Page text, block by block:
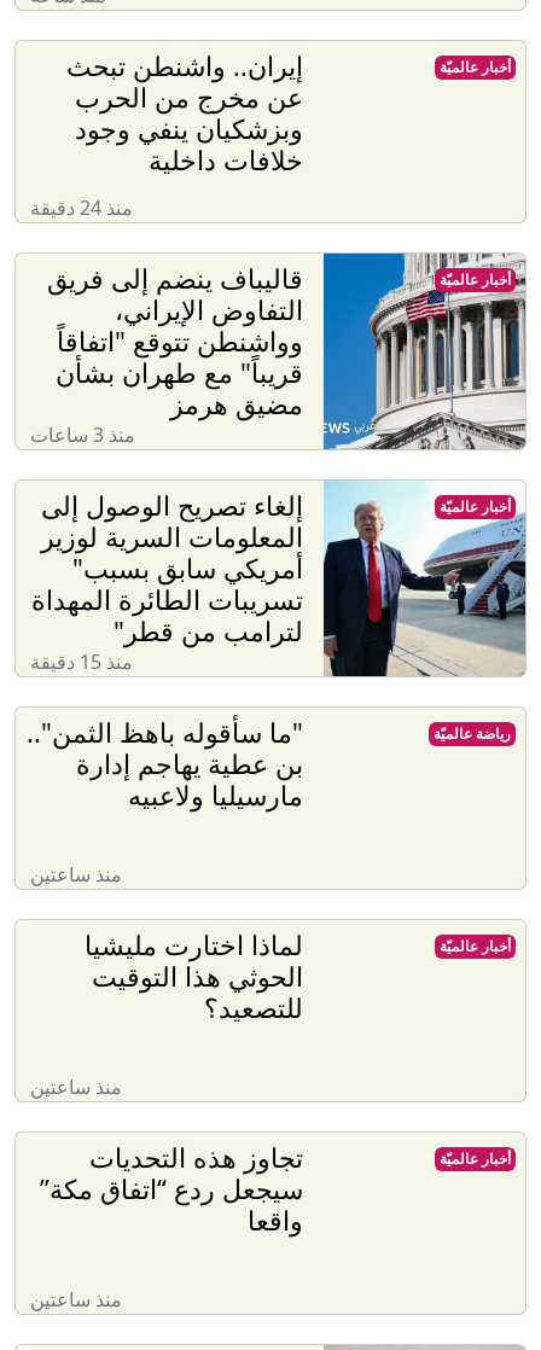
إيران.. واشنطن تبحث
عن مخرج من الحرب
وبزشكيان ينفي وجود
خلافات داخلية
منذ 24 دقيقة
أخبار عالميّة
قاليباف ينضم إلى فريق
التفاوض الإيراني،
وواشنطن تتوقع "اتفاقاً
قريباً" مع طهران بشأن
مضيق هرمز
منذ 3 ساعات
أخبار عالميّة
إلغاء تصريح الوصول إلى
المعلومات السرية لوزير
أمريكي سابق بسبب"
تسريبات الطائرة المهداة
لترامب من قطر"
منذ 15 دقيقة
أخبار عالميّة
"ما سأقوله باهظ الثمن"..
بن عطية يهاجم إدارة
مارسيليا ولاعبيه
منذ ساعتين
رياضة عالميّة
لماذا اختارت مليشيا
الحوثي هذا التوقيت
للتصعيد؟
منذ ساعتين
أخبار عالميّة
تجاوز هذه التحديات
سيجعل ردع “اتفاق مكة”
واقعا
منذ ساعتين
أخبار عالميّة